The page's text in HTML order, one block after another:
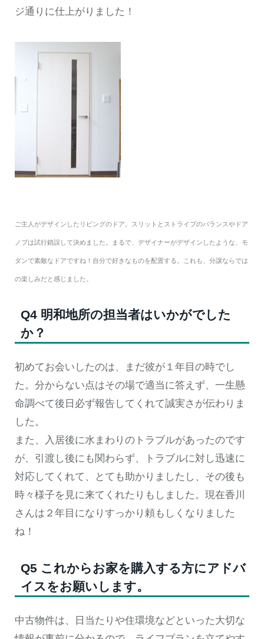
ジ通りに仕上がりました！
ご主人がデザインしたリビングのドア。スリットとストライプのバランスやドア
ノブは試行錯誤して決めました。まるで、デザイナーがデザインしたような、モ
ダンで素敵なドアですね！自分で好きなものを配置する。これも、分譲ならでは
の楽しみだと感じました。
Q4 明和地所の担当者はいかがでした
か？
初めてお会いしたのは、まだ彼が１年目の時でし
た。分からない点はその場で適当に答えず、一生懸
命調べて後日必ず報告してくれて誠実さが伝わりま
した。
また、入居後に水まわりのトラブルがあったのです
が、引渡し後にも関わらず、トラブルに対し迅速に
対応してくれて、とても助かりましたし、その後も
時々様子を見に来てくれたりもしました。現在香川
さんは２年目になりすっかり頼もしくなりました
ね！
Q5 これからお家を購入する方にアドバ
イスをお願いします。
中古物件は、日当たりや住環境などといった大切な